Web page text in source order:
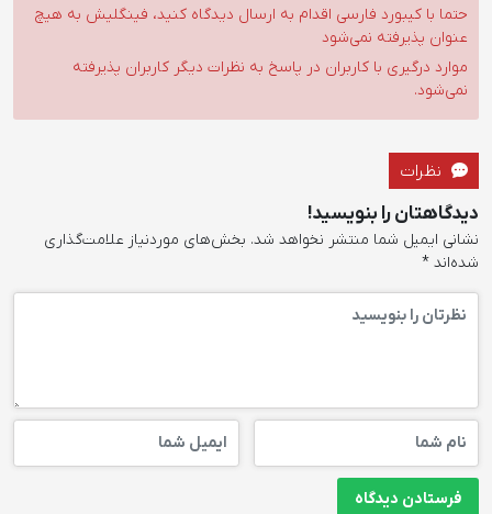
حتما با کیبورد فارسی اقدام به ارسال دیدگاه کنید، فینگلیش به هیچ
عنوان پذیرفته نمی‌شود
موارد درگیری با کاربران در پاسخ به نظرات دیگر کاربران پذیرفته
نمی‌شود.
نظرات
دیدگاهتان را بنویسید!
نشانی ایمیل شما منتشر نخواهد شد. بخش‌های موردنیاز علامت‌گذاری
شده‌اند *